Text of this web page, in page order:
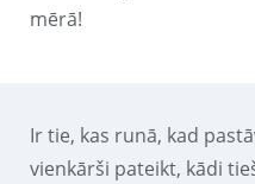
mērā!
Ir tie, kas runā, kad
vienkārši pateikt, kādi